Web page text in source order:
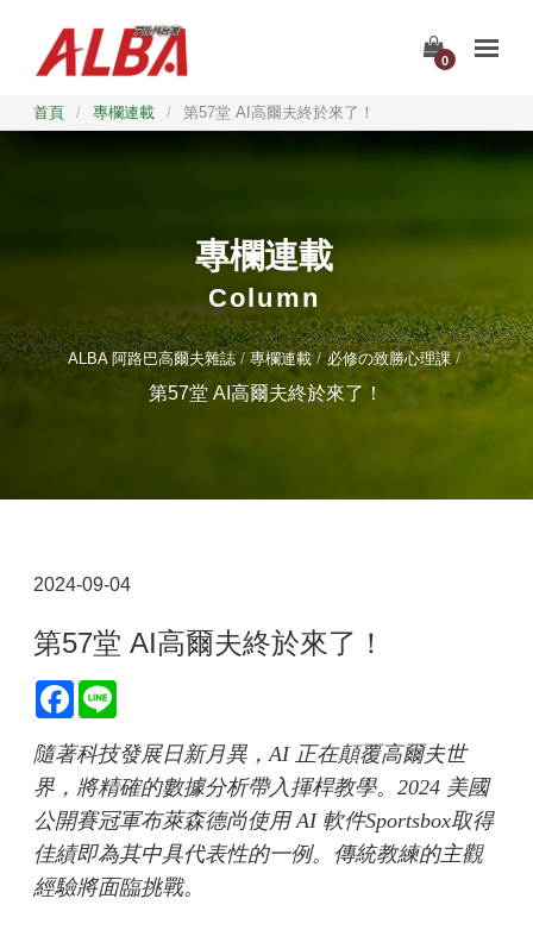
0
首頁 / 專欄連載 / 第57堂 AI高爾夫終於來了！
專欄連載
Column
ALBA 阿路巴高爾夫雜誌 專欄連載 必修の致勝心理課
第57堂 AI高爾夫終於來了！
2024-09-04
第57堂 AI高爾夫終於來了！
Facebook
隨著科技發展日新月異，AI 正在顛覆高爾夫世
界，將精確的數據分析帶入揮桿教學。2024 美國
公開賽冠軍布萊森德尚使用 AI 軟件Sportsbox取得
佳績即為其中具代表性的一例。傳統教練的主觀
經驗將面臨挑戰。